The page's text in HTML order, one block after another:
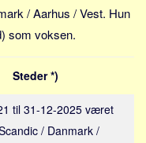
/ Aarhus / Vest. Hun
som voksen.
Steder *)
til 31-12-2025 været
/ Danmark /